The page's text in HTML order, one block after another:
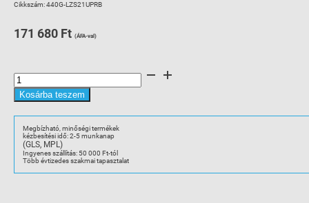
Cikkszám:440G-LZS21UPRB
171 680 Ft (ÁFA-val)
440G-
LZS21UPRB
bizt.
RFID,
vez.
egyedi
kód
mennyiség
Kosárba teszem
Megbízható, minőségi termékek
kézbesítési idő: 2-5 munkanap
(GLS, MPL)
Ingyenes szállítás: 50 000 Ft-tól
Több évtizedes szakmai tapasztalat